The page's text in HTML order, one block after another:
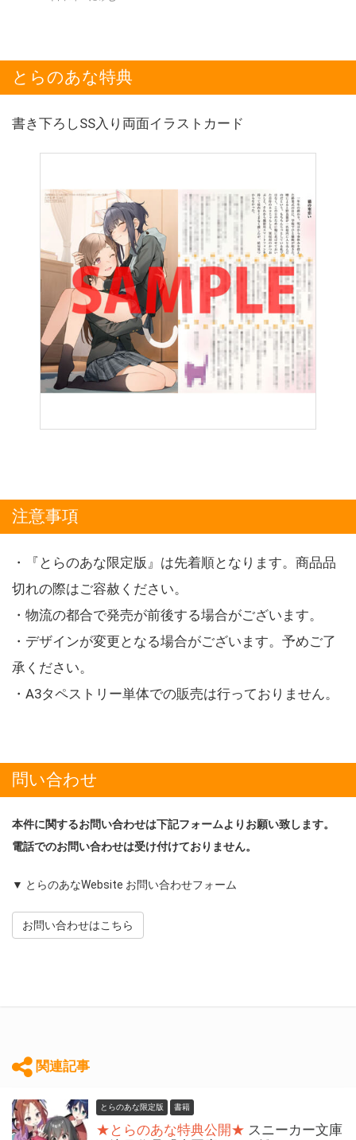
とらのあな特典
書き下ろしSS入り両面イラストカード
注意事項
・『とらのあな限定版』は先着順となります。商品品
切れの際はご容赦ください。
・物流の都合で発売が前後する場合がございます。
・デザインが変更となる場合がございます。予めご了
承ください。
・A3タペストリー単体での販売は行っておりません。
問い合わせ
本件に関するお問い合わせは下記フォームよりお願い致します。
電話でのお問い合わせは受け付けておりません。
▼ とらのあなWebsite お問い合わせフォーム
お問い合わせはこちら
関連記事
とらのあな限定版 書籍
★とらのあな特典公開★ スニーカー文庫